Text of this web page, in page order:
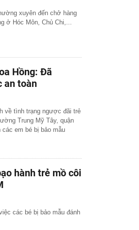
xuyên đến chở hàng
ở Hóc Môn, Chủ Chi,...
Hồng: Đã
an toàn
về tình trạng ngược đãi trẻ
Trung Mỹ Tây, quận
các em bé bị bảo mẫu
hành trẻ mồ côi
các bé bị bảo mẫu đánh